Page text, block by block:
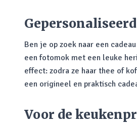
Ben je op zoek naar een
een fotomok met een leuke
effect: zodra ze haar thee of
een origineel en praktisch
Voor de